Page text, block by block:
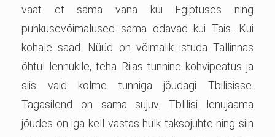
vaat et sama vana kui Egiptuses ning
puhkusevõimalused sama odavad kui Tais. Kui
kohale saad. Nüüd on võimalik istuda Tallinnas
õhtul lennukile, teha Riias tunnine kohvipeatus ja
siis vaid kolme tunniga jõudagi Tbilisisse.
Tagasilend on sama sujuv. Tblilisi lenujaama
jõudes on iga kell vastas hulk taksojuhte ning siin